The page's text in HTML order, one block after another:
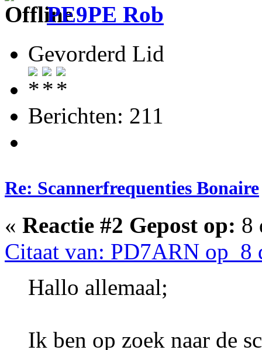
PE9PE Rob
Gevorderd Lid
Berichten: 211
Re: Scannerfrequenties Bonaire
« Reactie #2 Gepost op: 8
Citaat van: PD7ARN op 8
Hallo allemaal;
Ik ben op zoek naar de